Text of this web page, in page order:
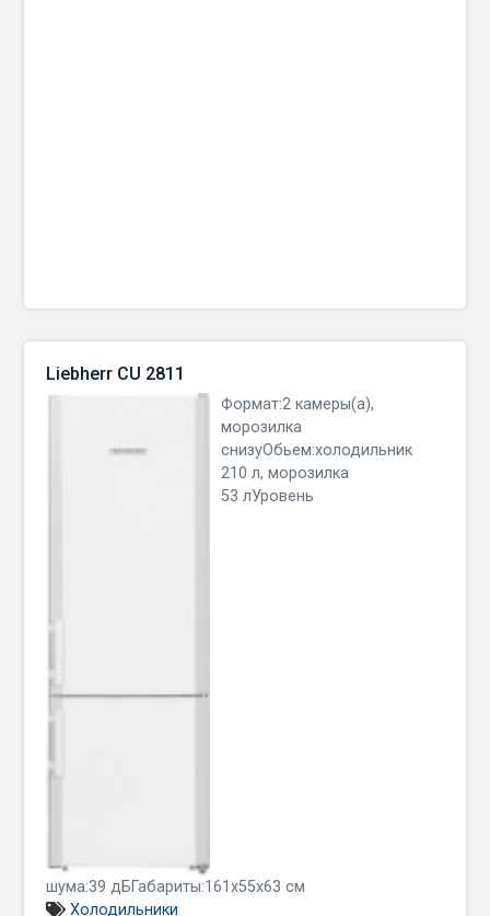
Liebherr CU 2811
Формат:2 камеры(а),
морозилка
снизуОбьем:холодильник
210 л, морозилка
53 лУровень
шума:39 дБГабариты:161x55x63 см
Холодильники